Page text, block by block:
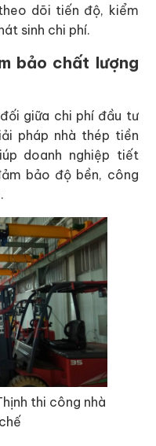
dõi tiến độ, kiểm
sinh chi phí.
bảo chất lượng
giữa chi phí đầu tư
pháp nhà thép tiền
doanh nghiệp tiết
bảo độ bền, công
thi công nhà